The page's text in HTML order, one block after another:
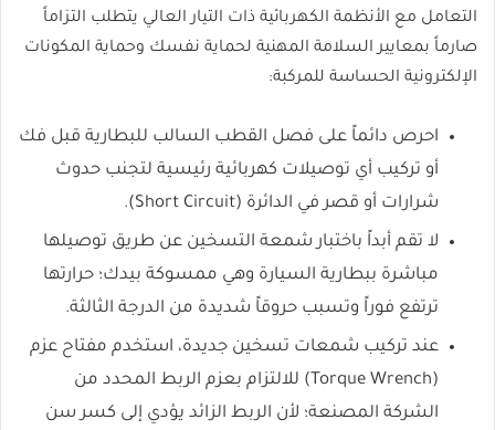
التعامل مع الأنظمة الكهربائية ذات التيار العالي يتطلب التزاماً
صارماً بمعايير السلامة المهنية لحماية نفسك وحماية المكونات
الإلكترونية الحساسة للمركبة:
احرص دائماً على فصل القطب السالب للبطارية قبل فك
أو تركيب أي توصيلات كهربائية رئيسية لتجنب حدوث
شرارات أو قصر في الدائرة (Short Circuit).
لا تقم أبداً باختبار شمعة التسخين عن طريق توصيلها
مباشرة ببطارية السيارة وهي ممسوكة بيدك؛ حرارتها
ترتفع فوراً وتسبب حروقاً شديدة من الدرجة الثالثة.
عند تركيب شمعات تسخين جديدة، استخدم مفتاح عزم
(Torque Wrench) للالتزام بعزم الربط المحدد من
الشركة المصنعة؛ لأن الربط الزائد يؤدي إلى كسر سن